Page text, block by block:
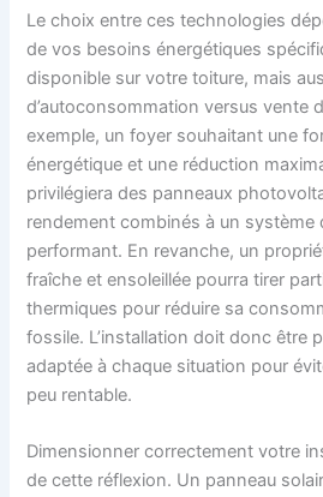
Le choix entre ces technologies
de vos besoins énergétiques
disponible sur votre toiture, mais
d’autoconsommation versus vente
exemple, un foyer souhaitant une
énergétique et une réduction
privilégiera des panneaux
rendement combinés à un système
performant. En revanche, un
fraîche et ensoleillée pourra tirer
thermiques pour réduire sa
fossile. L’installation doit donc être
adaptée à chaque situation pour
peu rentable.
Dimensionner correctement votre
de cette réflexion. Un panneau